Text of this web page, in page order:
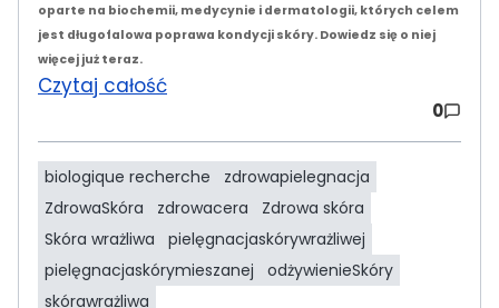
oparte na biochemii, medycynie i dermatologii, których celem
jest długofalowa poprawa kondycji skóry. Dowiedz się o niej
więcej już teraz.
Czytaj całość
0
biologique recherche
zdrowapielegnacja
ZdrowaSkóra
zdrowacera
Zdrowa skóra
Skóra wrażliwa
pielęgnacjaskórywrażliwej
pielęgnacjaskórymieszanej
odżywienieSkóry
skórawrażliwa